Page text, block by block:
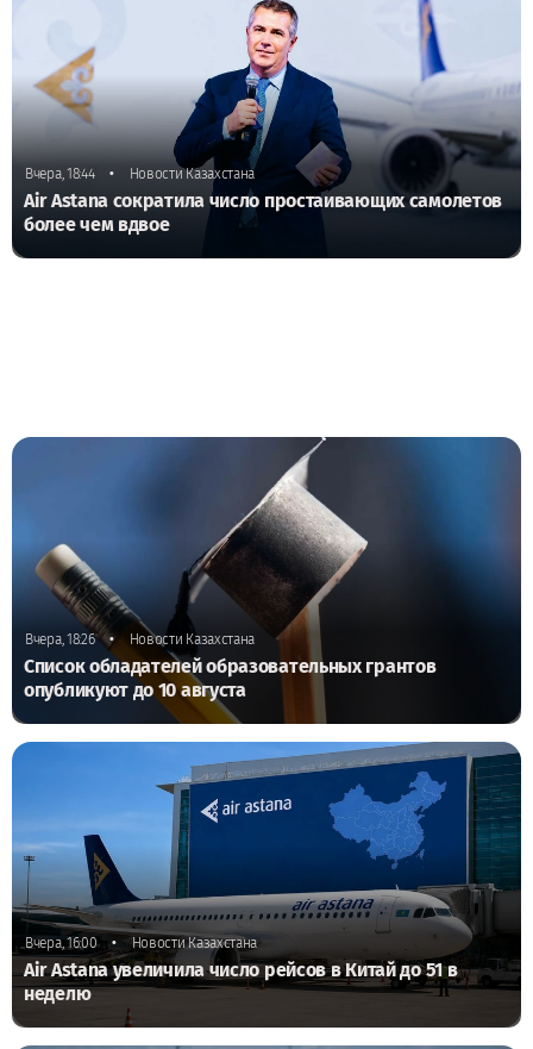
Вчера, 18:44 • Новости Казахстана
Air Astana сократила число простаивающих самолетов
более чем вдвое
Вчера, 18:26 • Новости Казахстана
Список обладателей образовательных грантов
опубликуют до 10 августа
Вчера, 16:00 • Новости Казахстана
Air Astana увеличила число рейсов в Китай до 51 в
неделю